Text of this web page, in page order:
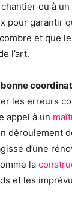
ou à
pour garantir
et que
l’art.
les erreurs
appel à un
déroulement
d’une
la
et les